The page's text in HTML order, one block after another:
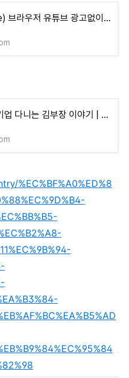
브레이브(Brave) 브라우저 유튜브 광고없이 보는 방법은?
서울 자가에 대기업 다니는 김부장 이야기 | OTT·출연진·방송시간·4화까지 후기
%EC%BF%A0%ED%8